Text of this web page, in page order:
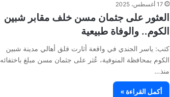
17 أغسطس، 2025
العثور على جثمان مسن خلف مقابر شبين
الكوم.. والوفاة طبيعية
كتب: ياسر الجندي في واقعة أثارت قلق أهالي مدينة شبين
الكوم بمحافظة المنوفية، عُثر على جثمان مسن مبلغ باختفائه
منذ…
أكمل القراءة »